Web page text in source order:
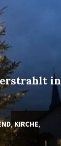
in
,KIRCHE,